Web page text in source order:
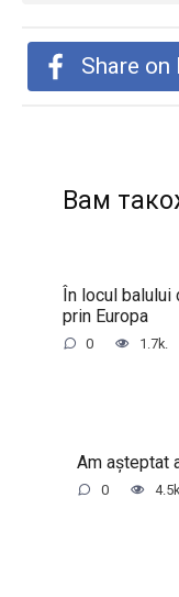
Share on
Вам
În locul
prin Europa
0 1.7k.
Am așteptat
0